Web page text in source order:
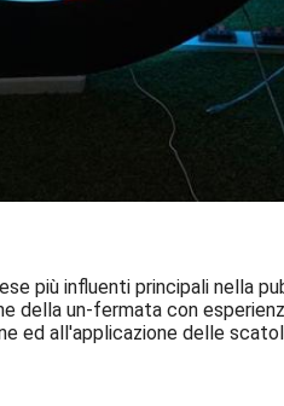
più influenti principali nella
della un-fermata con
ed all'applicazione delle